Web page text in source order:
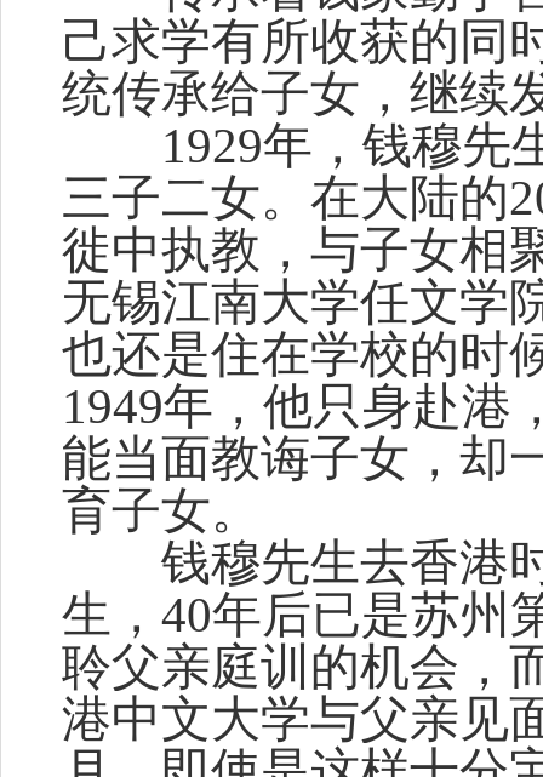
己求学有所收获的同
统传承给子女，继续
1929年，钱穆先
三子二女。在大陆的
徙中执教，与子女相
无锡江南大学任文学
也还是住在学校的时
1949年，他只身赴港
能当面教诲子女，却
育子女。
钱穆先生去香港时
生，40年后已是苏州
聆父亲庭训的机会，
港中文大学与父亲见